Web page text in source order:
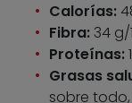
Calorías:
Fibra: 34 g/
Proteínas:
Grasas
sobre